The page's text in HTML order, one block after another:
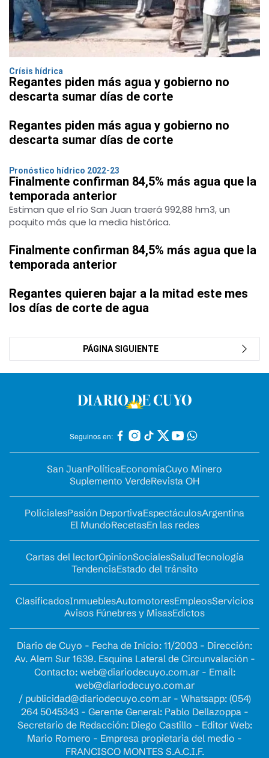
Crísis hídrica
Regantes piden más agua y gobierno no
descarta sumar días de corte
Regantes piden más agua y gobierno no
descarta sumar días de corte
Pronóstico hídrico 2022-23
Finalmente confirman 84,5% más agua que la
temporada anterior
Estiman que el río San Juan traerá 992,88 hm3, un
poquito más que la media histórica.
Finalmente confirman 84,5% más agua que la
temporada anterior
Regantes quieren bajar a la mitad este mes
los días de corte de agua
PÁGINA SIGUIENTE
Seguinos en:
San JuanPolíticaEconomíaCuyo Minero
Suplemento VerdeRevista OH
PolicialesPasión DeportivaEspectáculosArgentina
El MundoRecetasEn las redes
Cartas del lectorOpinionSocialesSaludTecnología
TendenciaEstado del tránsito
ClasificadosInmueblesAutomotoresEmpleosServicios
Avisos Fúnebres y MisasEdictos
Diario de Cuyo - Fecha de Inicio: 11/2003 - Dirección:
Av. Alem Sur 1639. Esquina Lateral de Circunvalación -
Contacto: web@diariodecuyo.com.ar- Email:
web@diariodecuyo.com.ar
/ publicidad@diariodecuyo.com.ar- Whatsapp: (054)
264 5045343 - Gerente General: Pablo Dellazoppa -
Secretario de Redacción: Diego Castillo - Editor Web:
Mario Romero - Empresa propietaria del medio -
FRANCISCO MONTES S.A.C.I.F.